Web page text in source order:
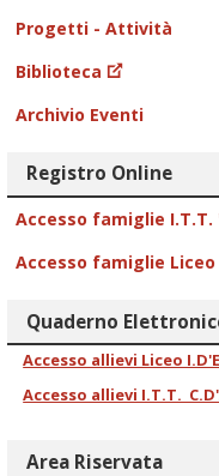
Progetti - Attività
Biblioteca
Archivio Eventi
Registro Online
Accesso famiglie I.T.T.
Accesso famiglie
Quaderno
Accesso allievi Liceo
Accesso allievi I.T.T.
Area Riservata